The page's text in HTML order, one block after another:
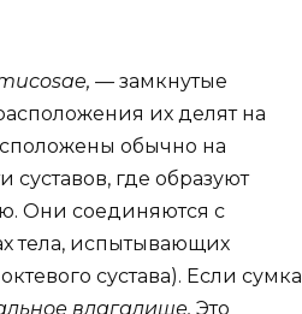
— замкнутые
их делят на
обычно на
где образуют
Они соединяются с
тела, испытывающих
сустава). Если сумка
влагалище. Это